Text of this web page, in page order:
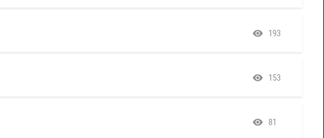
193
153
81